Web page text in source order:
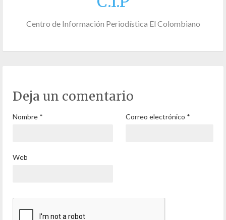
Centro de Información Periodística El Colombiano
Deja un comentario
Nombre * Correo electrónico *
Web